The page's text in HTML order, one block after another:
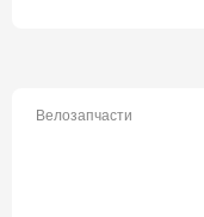
Велозапчасти